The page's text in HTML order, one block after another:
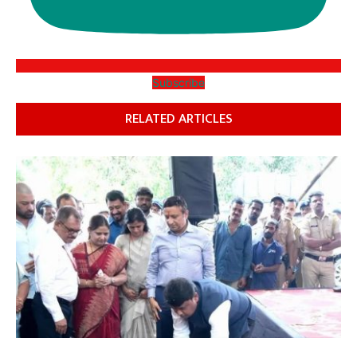
Subscribe
RELATED ARTICLES